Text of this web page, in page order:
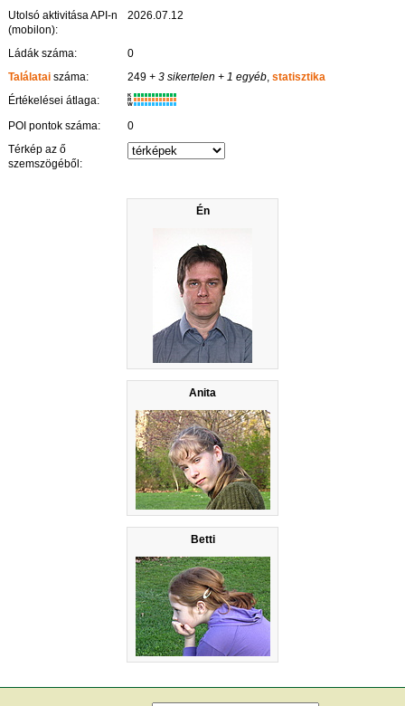
Én
Anita
Betti
Utolsó aktivitása API-n
(mobilon):
2026.07.12
Ládák száma:
0
Találatai száma: 249 + 3 sikertelen + 1 egyéb,statisztika
Értékelései átlaga:
K
R
W
POI pontok száma:
0
Térkép az ő
szemszögéből: